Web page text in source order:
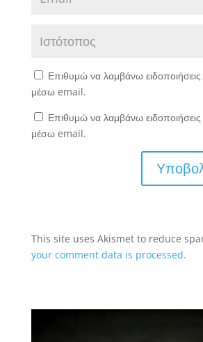
Επιθυμώ να λαμβάνω ειδοποιήσεις
μέσω email.
Επιθυμώ να λαμβάνω
μέσω email.
This site uses Akismet to reduce
your comment data is processed.